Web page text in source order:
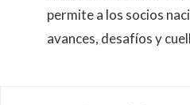
permite a los socios
avances, desafíos y